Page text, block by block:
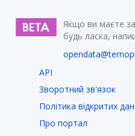
Якщо ви маєте
будь ласка,
API
Зворотний зв'язок
Політика відкритих
Про портал